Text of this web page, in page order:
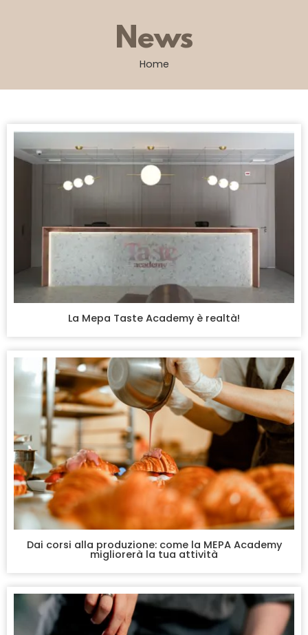
News
Home
La Mepa Taste Academy è realtà!
Dai corsi alla produzione: come la MEPA Academy
migliorerà la tua attività